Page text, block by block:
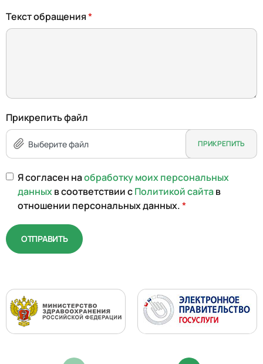
Текст обращения
Прикрепить файл
Я согласен наобработку моих персональных
данныхв соответствии сПолитикой сайтав
отношении персональных данных.